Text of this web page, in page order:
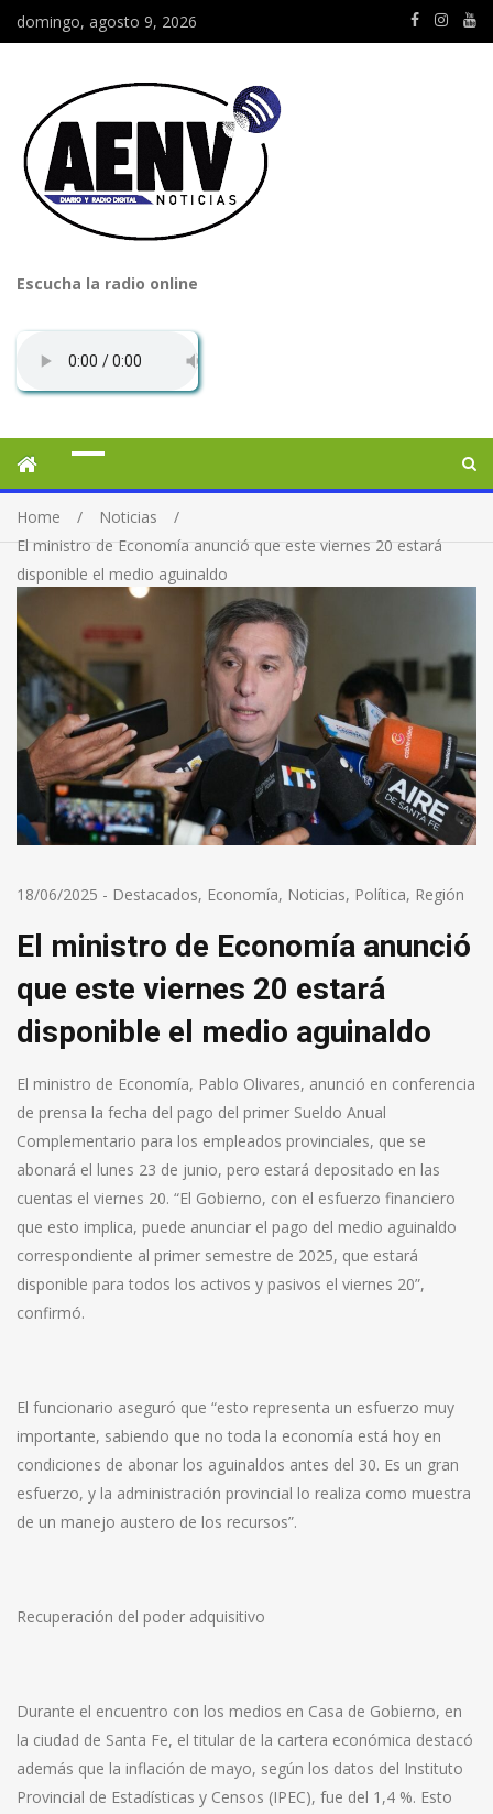
domingo, agosto 9, 2026
Escucha la radio online
Home
Noticias
El ministro de Economía anunció que este viernes 20 estará
disponible el medio aguinaldo
18/06/2025 - Destacados, Economía, Noticias, Política, Región
El ministro de Economía anunció
que este viernes 20 estará
disponible el medio aguinaldo
El ministro de Economía, Pablo Olivares, anunció en conferencia
de prensa la fecha del pago del primer Sueldo Anual
Complementario para los empleados provinciales, que se
abonará el lunes 23 de junio, pero estará depositado en las
cuentas el viernes 20. “El Gobierno, con el esfuerzo financiero
que esto implica, puede anunciar el pago del medio aguinaldo
correspondiente al primer semestre de 2025, que estará
disponible para todos los activos y pasivos el viernes 20”,
confirmó.
El funcionario aseguró que “esto representa un esfuerzo muy
importante, sabiendo que no toda la economía está hoy en
condiciones de abonar los aguinaldos antes del 30. Es un gran
esfuerzo, y la administración provincial lo realiza como muestra
de un manejo austero de los recursos”.
Recuperación del poder adquisitivo
Durante el encuentro con los medios en Casa de Gobierno, en
la ciudad de Santa Fe, el titular de la cartera económica destacó
además que la inflación de mayo, según los datos del Instituto
Provincial de Estadísticas y Censos (IPEC), fue del 1,4 %. Esto